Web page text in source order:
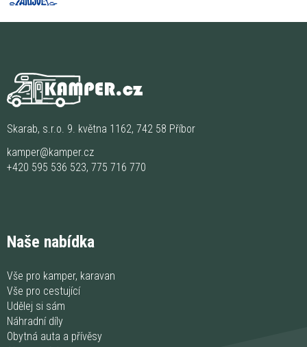
Skarab, s.r.o. 9. května 1162, 742 58 Příbor
kamper@kamper.cz
+420 595 536 523, 775 716 770
Naše nabídka
Vše pro kamper, karavan
Vše pro cestující
Udělej si sám
Náhradní díly
Obytná auta a přívěsy